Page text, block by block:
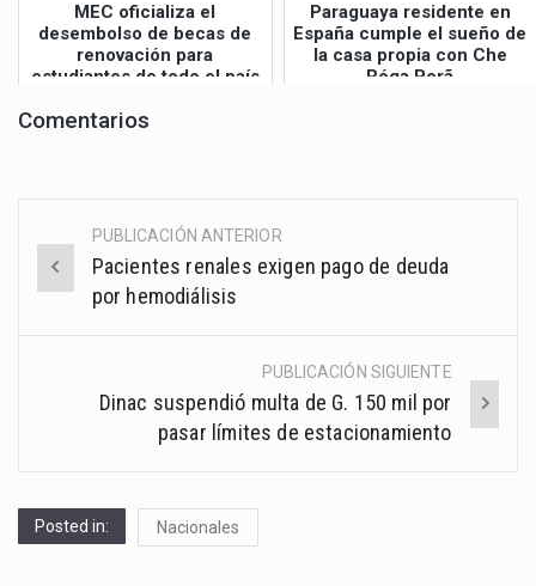
MEC oficializa el
desembolso de becas de
renovación para
estudiantes de todo el país
Paraguaya residente en
España cumple el sueño de
la casa propia con Che
Róga Porã
Comentarios
Post
navigation
PUBLICACIÓN ANTERIOR
Pacientes renales exigen pago de deuda
por hemodiálisis
PUBLICACIÓN SIGUIENTE
Dinac suspendió multa de G. 150 mil por
pasar límites de estacionamiento
Posted in: Nacionales